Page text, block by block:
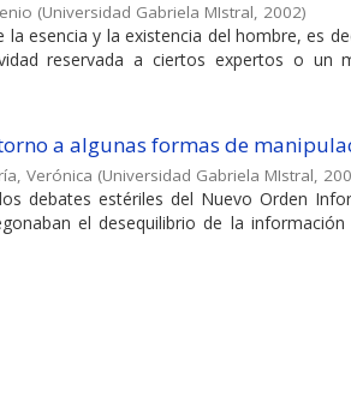
(Universidad Gabriela MIstral, 2002)
la esencia y la existencia del hombre, es
reservada a ciertos expertos o un
torno a algunas formas de
Verónica (Universidad Gabriela MIstral,
debates estériles del Nuevo Orden
el desequilibrio de la